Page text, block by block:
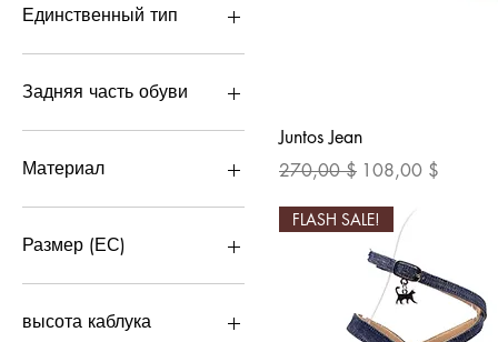
Единственный тип
Neolyte Hard Sole
Замша
Неолит
ЭргоФлекс
Задняя часть обуви
Закрыто
Открыть
Материал
Ткань
Размер (ЕС)
34
35
высота каблука
Juntos Jean
Обычная цена
270,00 $ Цена со скидкой
108,00 $
FLASH SALE!